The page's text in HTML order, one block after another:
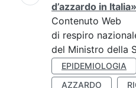
d’azzardo in Italia»
Contenuto Web
di respiro
del Ministro della
EPIDEMIOLOGIA
AZZARDO